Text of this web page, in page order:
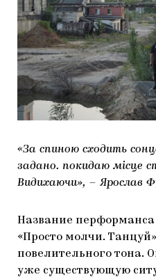
«За спиною сходить
задано. покидаю місце
Видихаючи», – Ярослав
Название
«Просто молчи.
повелительного тона.
уже существующую